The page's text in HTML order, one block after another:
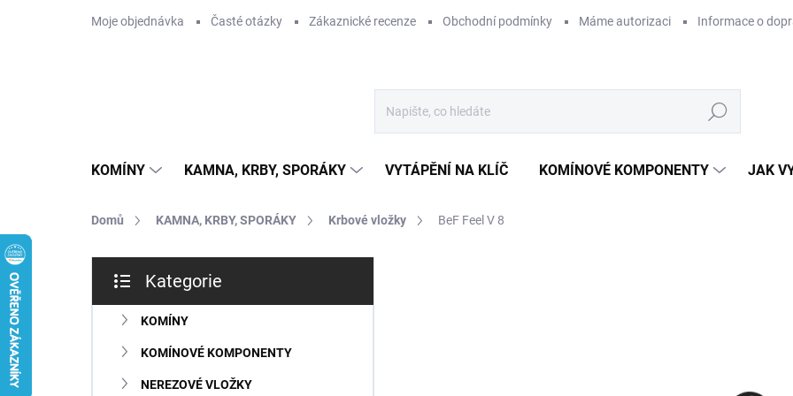
Moje objednávka Časté otázky Zákaznické recenze Obchodní podmínky Máme autorizaci Informace o
Hledat
KOMÍNY KAMNA, KRBY, SPORÁKY VYTÁPĚNÍ NA KLÍČ KOMÍNOVÉ KOMPONENTY JAK
Domů KAMNA, KRBY, SPORÁKY Krbové vložky BeF Feel V 8
s
kategorie
Kategorie
KOMÍNY
KOMÍNOVÉ KOMPONENTY
NEREZOVÉ VLOŽKY